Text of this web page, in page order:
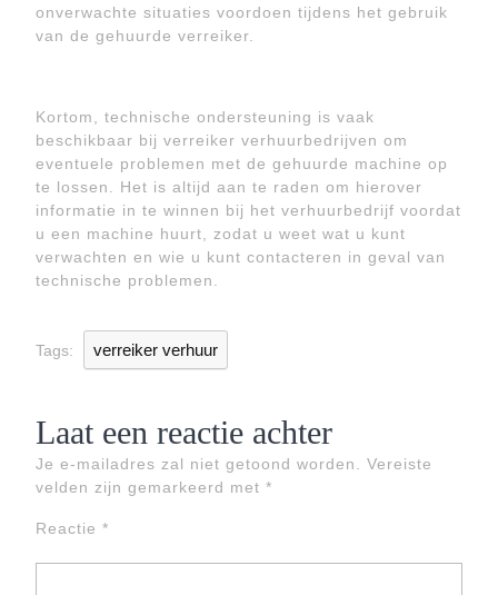
onverwachte situaties voordoen tijdens het gebruik
van de gehuurde verreiker.
Kortom, technische ondersteuning is vaak
beschikbaar bij verreiker verhuurbedrijven om
eventuele problemen met de gehuurde machine op
te lossen. Het is altijd aan te raden om hierover
informatie in te winnen bij het verhuurbedrijf voordat
u een machine huurt, zodat u weet wat u kunt
verwachten en wie u kunt contacteren in geval van
technische problemen.
Tags: verreiker verhuur
Laat een reactie achter
Je e-mailadres zal niet getoond worden.
Vereiste
velden zijn gemarkeerd met *
Reactie *